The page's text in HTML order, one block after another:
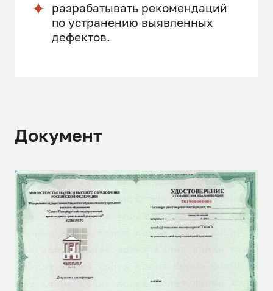
разрабатывать рекомендаций
по устранению выявленных
дефектов.
Документ